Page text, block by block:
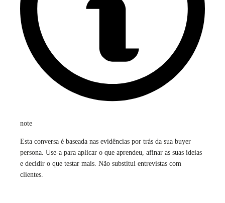
note
Esta conversa é baseada nas evidências por trás da sua buyer
persona. Use-a para aplicar o que aprendeu, afinar as suas ideias
e decidir o que testar mais. Não substitui entrevistas com
clientes.